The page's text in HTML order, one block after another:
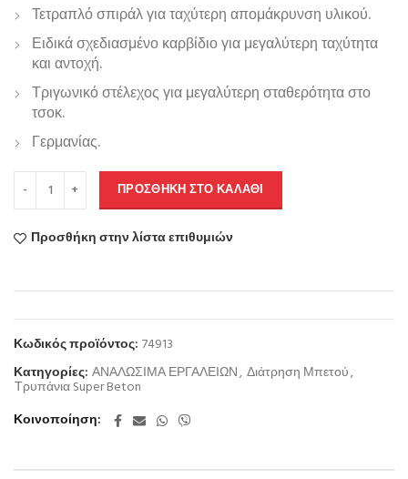
Τετραπλό σπιράλ για ταχύτερη απομάκρυνση υλικού.
Ειδικά σχεδιασμένο καρβίδιο για μεγαλύτερη ταχύτητα
και αντοχή.
Τριγωνικό στέλεχος για μεγαλύτερη σταθερότητα στο
τσοκ.
Γερμανίας.
ΠΡΟΣΘΉΚΗ ΣΤΟ ΚΑΛΆΘΙ
Προσθήκη στην λίστα επιθυμιών
Κωδικός προϊόντος: 74913
Κατηγορίες: ΑΝΑΛΩΣΙΜΑ ΕΡΓΑΛΕΙΩΝ, Διάτρηση Μπετού,
Τρυπάνια Super Beton
Κοινοποίηση